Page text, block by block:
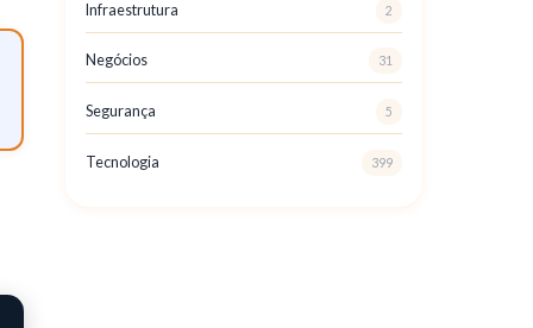
Infraestrutura 2
Negócios 31
Segurança 5
Tecnologia 399